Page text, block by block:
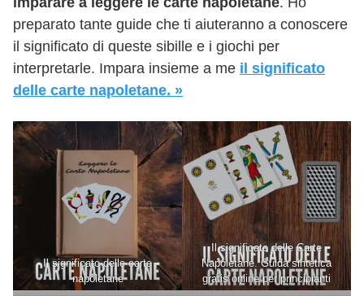
preparato tante guide che ti aiuteranno a conoscere
il significato di queste sibille e i giochi per
interpretarle. Impara insieme a me il significato
delle carte napoletane. »
Il significato delle carte
napoletane
Il significato delle Carte
Napoletane. Guida sintetica
gratis online per principianti